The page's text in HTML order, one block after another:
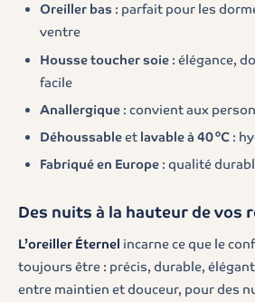
Oreiller bas: parfait pour les
ventre
Housse toucher soie: élégance,
facile
Anallergique: convient aux
Déhoussableet lavable à 40 °C:
Fabriqué en Europe: qualité
Des nuits à la hauteur de vos
L’oreiller Éternel incarne ce que le
toujours être : précis, durable,
entre maintien et douceur, pour des